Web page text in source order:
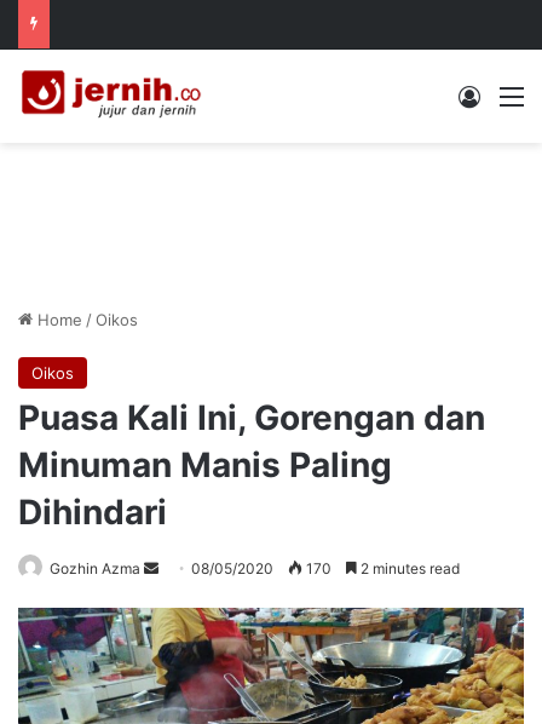
Log In
Home /Oikos
Oikos
Puasa Kali Ini, Gorengan dan
Minuman Manis Paling
Dihindari
Gozhin Azma
Send
email
08/05/2020 170 2 minutes read